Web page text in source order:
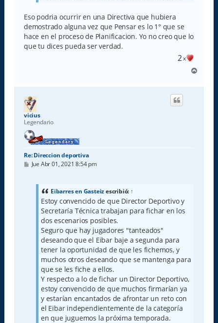
Eso podria ocurrir en una Directiva que hubiera
demostrado alguna vez que Pensar es lo 1° que se
hace en el proceso de Planificacion. Yo no creo que lo
que tu dices pueda ser verdad.
2x
r
vicius
Legendario
Re: Direccion deportiva
M
Jue Abr 01, 2021 8:54 pm
Eibarres en Gasteizescribió: ↑
Estoy convencido de que Director Deportivo y
Secretaría Técnica trabajan para fichar en los
dos escenarios posibles.
Seguro que hay jugadores "tanteados"
deseando que el Eibar baje a segunda para
tener la oportunidad de que les fichemos, y
muchos otros deseando que se mantenga para
que se les fiche a ellos.
Y respecto a lo de fichar un Director Deportivo,
estoy convencido de que muchos firmarían ya
y estarían encantados de afrontar un reto con
el Eibar independientemente de la categoría
en que juguemos la próxima temporada.